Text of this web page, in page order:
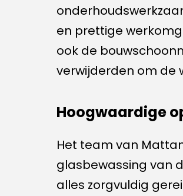
en prettige
ook de
verwijderden om de
Hoogwaardige
Het team van
glasbewassing van
alles zorgvuldig